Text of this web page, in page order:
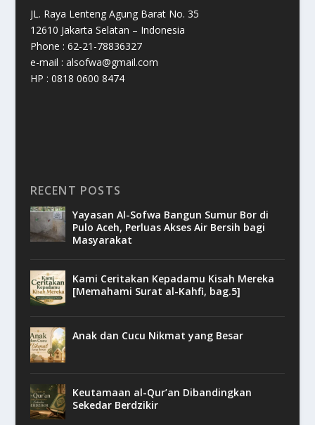
JL. Raya Lenteng Agung Barat No. 35
12610 Jakarta Selatan – Indonesia
Phone : 62-21-78836327
e-mail : alsofwa@gmail.com
HP : 0818 0600 8474
RECENT POSTS
Yayasan Al-Sofwa Bangun Sumur Bor di
Pulo Aceh, Perluas Akses Air Bersih bagi
Masyarakat
Kami Ceritakan Kepadamu Kisah Mereka
[Memahami Surat al-Kahfi, bag.5]
Anak dan Cucu Nikmat yang Besar
Keutamaan al-Qur’an Dibandingkan
Sekedar Berdzikir